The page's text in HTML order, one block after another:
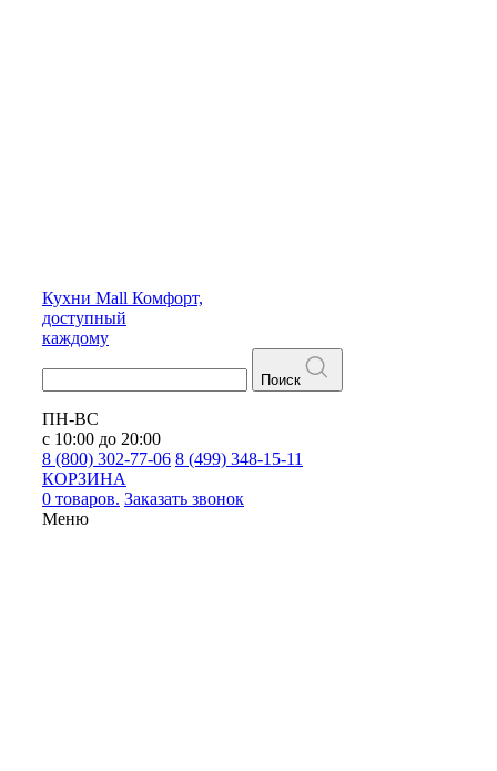
Кухни Mall Комфорт,
доступный
каждому
Поиск
ПН-ВС
с 10:00 до 20:00
8 (800) 302-77-06 8 (499) 348-15-11
КОРЗИНА
0 товаров. Заказать звонок
Меню